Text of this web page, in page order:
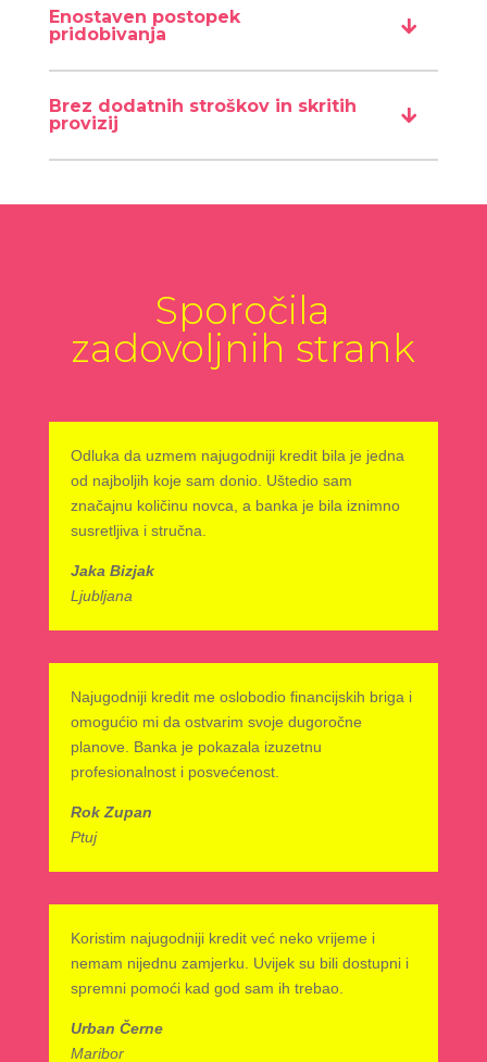
Enostaven postopek
pridobivanja
Brez dodatnih stroškov in skritih
provizij
Sporočila
zadovoljnih strank
Odluka da uzmem najugodniji kredit bila je jedna
od najboljih koje sam donio. Uštedio sam
značajnu količinu novca, a banka je bila iznimno
susretljiva i stručna.
Jaka Bizjak
Ljubljana
Najugodniji kredit me oslobodio financijskih briga i
omogućio mi da ostvarim svoje dugoročne
planove. Banka je pokazala izuzetnu
profesionalnost i posvećenost.
Rok Zupan
Ptuj
Koristim najugodniji kredit već neko vrijeme i
nemam nijednu zamjerku. Uvijek su bili dostupni i
spremni pomoći kad god sam ih trebao.
Urban Černe
Maribor